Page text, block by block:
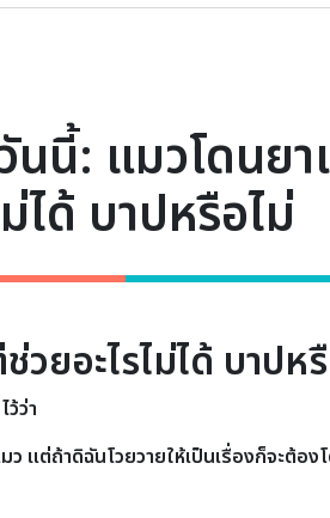
นนี้: แมวโดนยา
ได้ บาปหรือไม่
วยอะไรไม่ได้ บาปห
ว้ว่า
ต่ถ้าดิฉันโวยวายให้เป็นเรื่องก็จะต้อง